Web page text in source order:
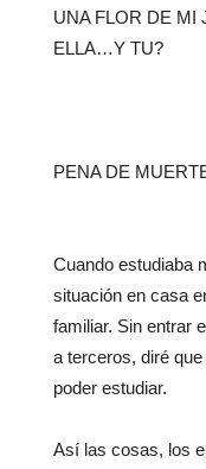
UNA FLOR DE
ELLA…Y TU?
PENA DE
Cuando estudiaba
situación en casa
familiar. Sin entrar
a terceros, diré
poder estudiar.
Así las cosas, los